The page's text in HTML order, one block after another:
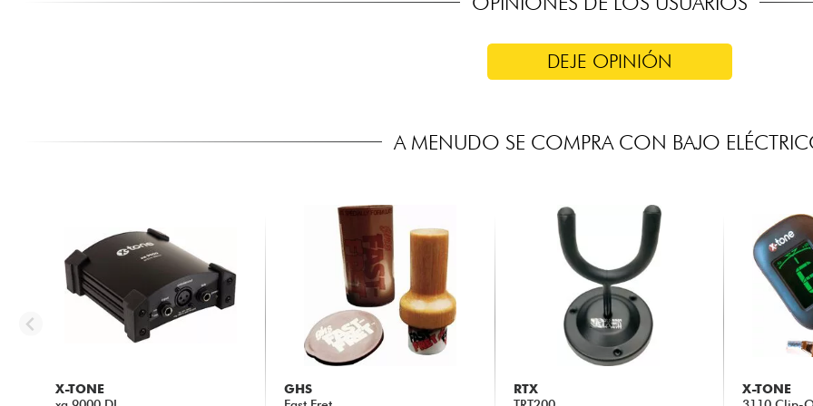
DEJE OPINIÓN
A MENUDO SE COMPRA CON BAJO
X-TONE
GHS
RTX
X-TONE